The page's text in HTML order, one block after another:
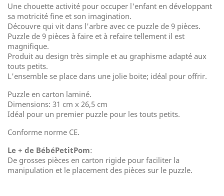
Une chouette activité pour occuper l'enfant en développant
sa motricité fine et son imagination.
Découvre qui vit dans l'arbre avec ce puzzle de 9 pièces.
Puzzle de 9 pièces à faire et à refaire tellement il est
magnifique.
Produit au design très simple et au graphisme adapté aux
touts petits.
L'ensemble se place dans une jolie boite; idéal pour offrir.
Puzzle en carton laminé.
Dimensions: 31 cm x 26,5 cm
Idéal pour un premier puzzle pour les touts petits.
Conforme norme CE.
Le + de BébéPetitPom:
De grosses pièces en carton rigide pour faciliter la
manipulation et le placement des pièces sur le puzzle.